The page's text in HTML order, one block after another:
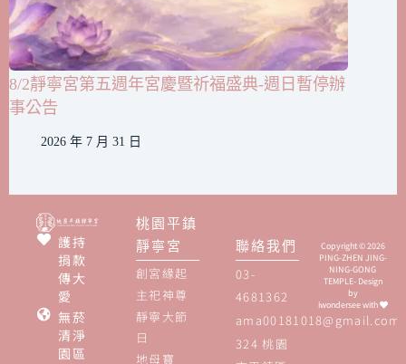
8/2靜寧宮第五週年宮慶暨祈福盛典-週日暫停辦
事公告
2026 年 7 月 31 日
護持
捐款
傳大
愛
無菸
清淨
園區
桃園平鎮
靜寧宮
創宮緣起
主祀神尊
靜寧大節
日
地母寶
聯絡我們
03-
4681362
ama00181018@gmail.com
324 桃園
Copyright © 2026
PING-ZHEN JING-
NING-GONG
TEMPLE- Design
by
iwonderseewith